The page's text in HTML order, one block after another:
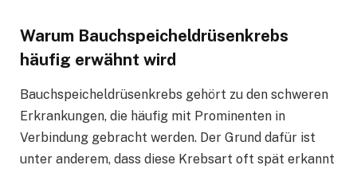
Warum Bauchspeicheldrüsenkrebs
häufig erwähnt wird
Bauchspeicheldrüsenkrebs gehört zu den schweren
Erkrankungen, die häufig mit Prominenten in
Verbindung gebracht werden. Der Grund dafür ist
unter anderem, dass diese Krebsart oft spät erkannt